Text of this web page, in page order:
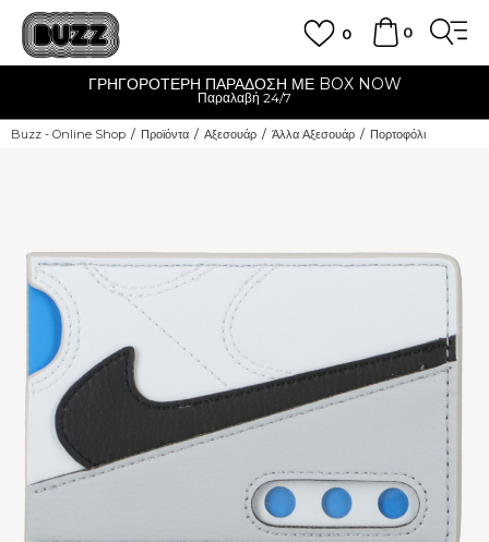
0
0
ΓΡΗΓΟΡΟΤΕΡΗ ΠΑΡΑΔΟΣΗ ΜΕ BOX NOW
Παραλαβή 24/7
Buzz - Online Shop Προϊόντα Αξεσουάρ Άλλα Αξεσουάρ Πορτοφόλι